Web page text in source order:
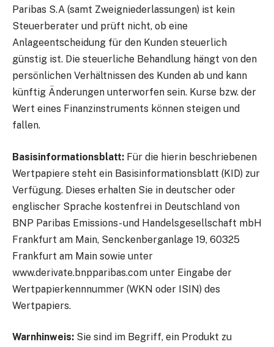
Paribas S.A (samt Zweigniederlassungen) ist kein
Steuerberater und prüft nicht, ob eine
Anlageentscheidung für den Kunden steuerlich
günstig ist. Die steuerliche Behandlung hängt von den
persönlichen Verhältnissen des Kunden ab und kann
künftig Änderungen unterworfen sein. Kurse bzw. der
Wert eines Finanzinstruments können steigen und
fallen.
Basisinformationsblatt: Für die hierin beschriebenen
Wertpapiere steht ein Basisinformationsblatt (KID) zur
Verfügung. Dieses erhalten Sie in deutscher oder
englischer Sprache kostenfrei in Deutschland von
BNP Paribas Emissions- und Handelsgesellschaft mbH
Frankfurt am Main, Senckenberganlage 19, 60325
Frankfurt am Main sowie unter
www.derivate.bnpparibas.com unter Eingabe der
Wertpapierkennnummer (WKN oder ISIN) des
Wertpapiers.
Warnhinweis: Sie sind im Begriff, ein Produkt zu